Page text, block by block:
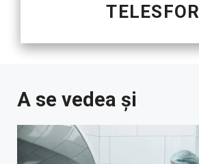
TELESFOR
A se vedea și